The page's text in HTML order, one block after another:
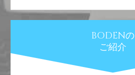
BODENの
ご紹介